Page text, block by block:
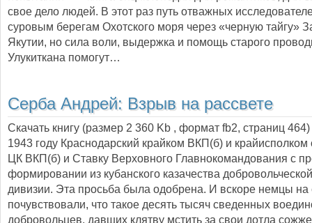
свое дело людей. В этот раз путь отважных
суровым берегам Охотского моря через «черную тайгу»
Якутии, но сила воли, выдержка и помощь старого
Улукиткана помогут…
Серба Андрей: Взрыв на рассвете
Скачать книгу (размер 2 360 Kb , формат fb2, страниц 464
1943 году Краснодарский крайком ВКП(б) и крайисполком
ЦК ВКП(б) и Ставку Верховного Главнокомандования с
формировании из кубанского казачества
дивизии. Эта просьба была одобрена. И вскоре немцы на
почувствовали, что такое десять тысяч сведенных
добровольцев, давших клятву мстить за свои дотла